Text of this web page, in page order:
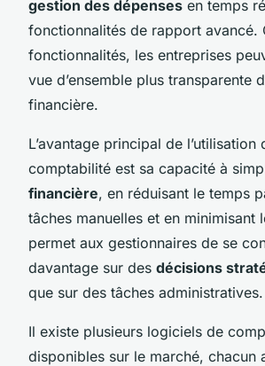
gestion des dépenses en temps
fonctionnalités de rapport avancé.
fonctionnalités, les entreprises
vue d’ensemble plus transparente
financière.
L’avantage principal de l’utilisation
comptabilité est sa capacité à
financière, en réduisant le temps
tâches manuelles et en minimisant
permet aux gestionnaires de se
davantage sur des décisions
que sur des tâches administratives.
Il existe plusieurs logiciels de
disponibles sur le marché, chacun